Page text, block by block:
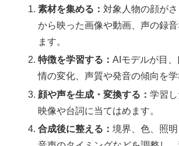
素材を集める： 対象人物の顔が
から映った画像や動画、声の録
ます。
特徴を学習する：AIモデルが目
情の変化、声質や発音の傾向を学
顔や声を生成・変換する：学習
映像や台詞に当てはめます。
合成後に整える：境界、色、照明